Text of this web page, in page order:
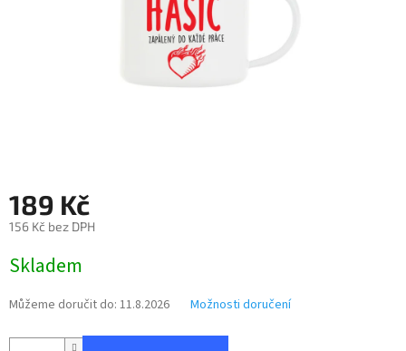
189 Kč
156 Kč bez DPH
cena:
Skladem
Můžeme doručit do: 11.8.2026 Možnosti doručení